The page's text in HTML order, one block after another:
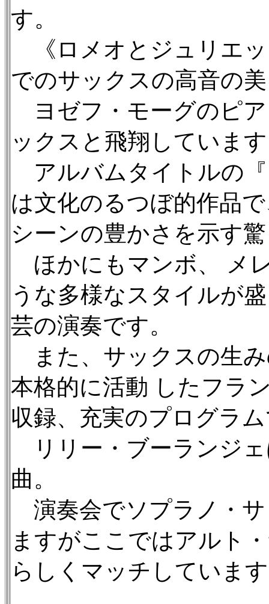
す。
《ロメオとジュリエ
でのサックスの高音の
ヨゼフ・モーグのピ
ックスと飛翔していま
アルバムタイトルの
は文化のるつぼ的作品
シーンの豊かさを示す
ほかにもマンボ、 メ
うな多様なスタイルが
芸の演奏です。
また、サックスの生
本格的に活動 したフラ
収録、充実のプログラ
リリー・ブーランジ
曲。
演奏会でソプラノ・
ますがここではアルト
らしくマッチしていま